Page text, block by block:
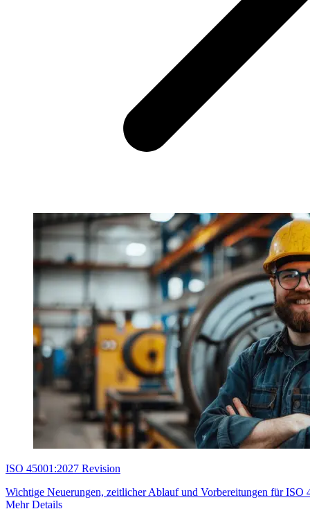
ISO 45001:2027 Revision
Wichtige Neuerungen, zeitlicher Ablauf und Vorbereitungen für ISO
Mehr Details